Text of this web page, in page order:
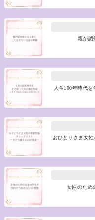
親が認
人生100年時代
おひとりさま女
女性のため